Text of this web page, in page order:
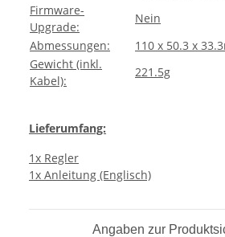
Firmware-
Upgrade:
Nein
Abmessungen:
110 x 50.3 x
Gewicht (inkl.
Kabel):
221.5g
Lieferumfang:
1x Regler
1x Anleitung (Englisch)
Angaben zur